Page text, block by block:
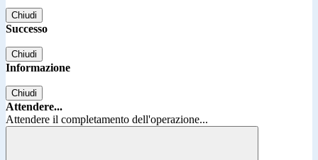
Chiudi
Successo
Chiudi
Informazione
Chiudi
Attendere...
Attendere il completamento dell'operazione...